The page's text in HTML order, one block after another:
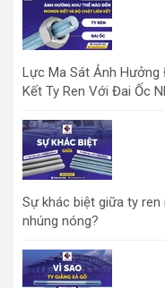
Lực Ma Sát Ảnh
Kết Ty Ren Với Đai Ốc
Sự khác biệt giữa ty
nhúng nóng?